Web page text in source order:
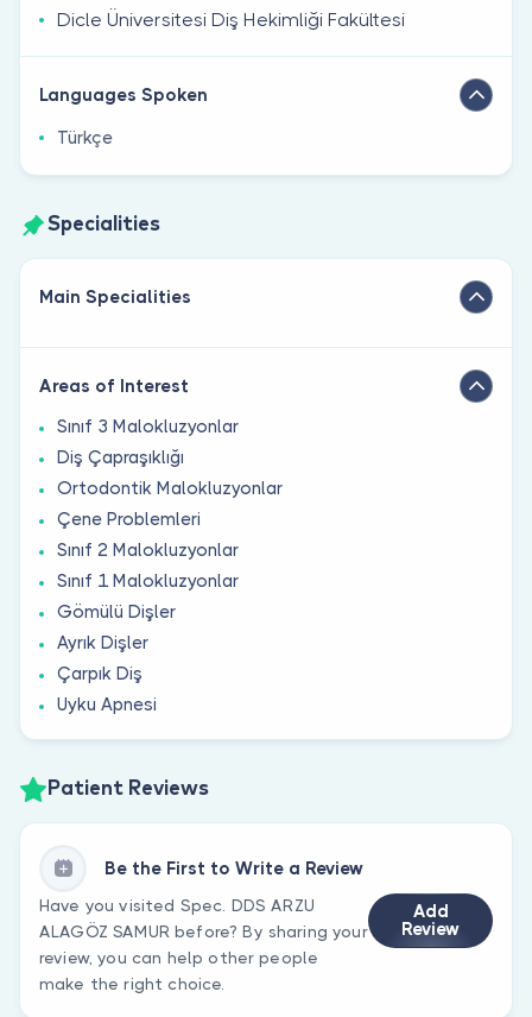
Dicle Üniversitesi Diş Hekimliği Fakültesi
Languages Spoken
Türkçe
Specialities
Main Specialities
Areas of Interest
Sınıf 3 Malokluzyonlar
Diş Çapraşıklığı
Ortodontik Malokluzyonlar
Çene Problemleri
Sınıf 2 Malokluzyonlar
Sınıf 1 Malokluzyonlar
Gömülü Dişler
Ayrık Dişler
Çarpık Diş
Uyku Apnesi
Patient Reviews
Be the First to Write a Review
Have you visited Spec. DDS ARZU
ALAGÖZ SAMUR before? By sharing your
review, you can help other people
make the right choice.
Add
Review